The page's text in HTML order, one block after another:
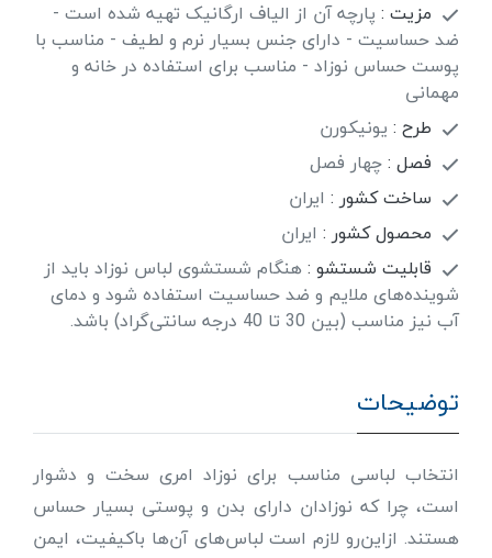
مزیت : پارچه آن از الیاف ارگانیک تهیه شده است -
ضد حساسیت - دارای جنس بسیار نرم و لطیف - مناسب با
پوست حساس نوزاد - مناسب برای استفاده در خانه و
مهمانی
طرح : یونیکورن
فصل : چهار فصل
ساخت کشور : ایران
محصول کشور : ایران
قابلیت شستشو : هنگام شستشوی لباس نوزاد باید از
شوینده‌های ملایم و ضد حساسیت استفاده شود و دمای
آب نیز مناسب (بین 30 تا 40 درجه سانتی‌گراد) باشد.
توضیحات
انتخاب لباسی مناسب برای نوزاد امری سخت و دشوار
است، چرا که نوزادان دارای بدن و پوستی بسیار حساس
هستند. ازاین‌رو لازم است لباس‌های آن‌ها باکیفیت، ایمن